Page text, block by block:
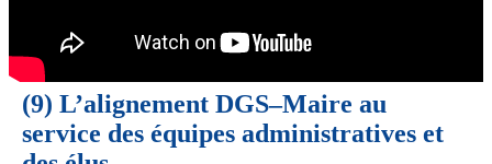
(9) L’alignement DGS–Maire au
service des équipes administratives et